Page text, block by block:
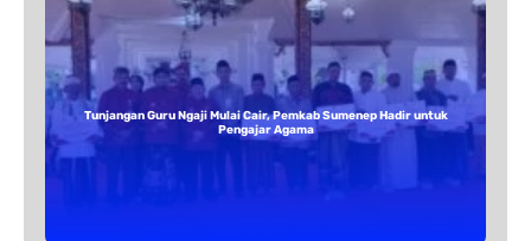
Tunjangan Guru Ngaji Mulai Cair, Pemkab Sumenep Hadir untuk
Pengajar Agama